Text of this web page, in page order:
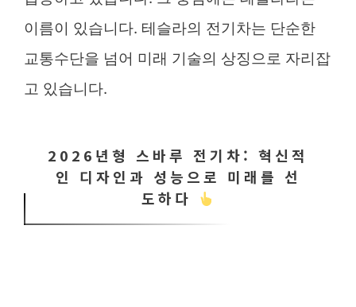
이름이 있습니다. 테슬라의 전기차는 단순한
교통수단을 넘어 미래 기술의 상징으로 자리잡
고 있습니다.
2026년형 스바루 전기차: 혁신적
인 디자인과 성능으로 미래를 선
도하다